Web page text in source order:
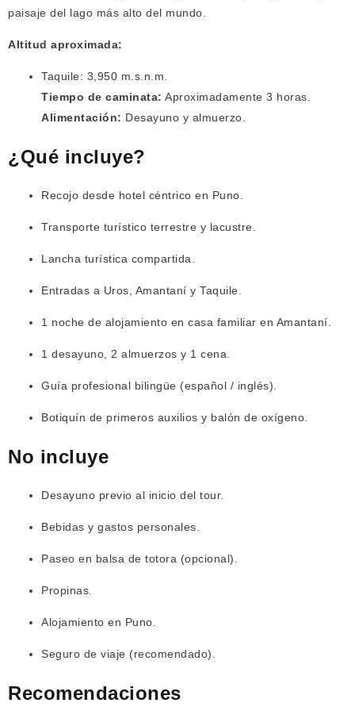
paisaje del lago más alto del mundo.
Altitud aproximada:
Taquile: 3,950 m.s.n.m.
Tiempo de caminata: Aproximadamente 3 horas.
Alimentación: Desayuno y almuerzo.
¿Qué incluye?
Recojo desde hotel céntrico en Puno.
Transporte turístico terrestre y lacustre.
Lancha turística compartida.
Entradas a Uros, Amantaní y Taquile.
1 noche de alojamiento en casa familiar en Amantaní.
1 desayuno, 2 almuerzos y 1 cena.
Guía profesional bilingüe (español / inglés).
Botiquín de primeros auxilios y balón de oxígeno.
No incluye
Desayuno previo al inicio del tour.
Bebidas y gastos personales.
Paseo en balsa de totora (opcional).
Propinas.
Alojamiento en Puno.
Seguro de viaje (recomendado).
Recomendaciones